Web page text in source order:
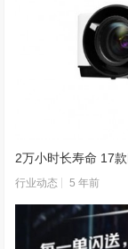
2万小时长寿命 17
行业动态 5 年前